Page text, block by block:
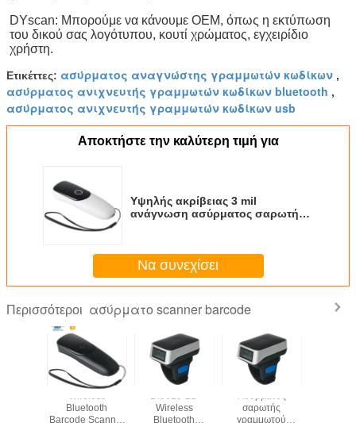
DYscan: Μπορούμε να κάνουμε OEM, όπως η εκτύπωση
του δικού σας λογότυπου, κουτί χρώματος, εγχειρίδιο
χρήστη.
Ετικέττες: ασύρματος αναγνώστης γραμμωτών κωδίκων ,
ασύρματος ανιχνευτής γραμμωτών κωδίκων bluetooth ,
ασύρματος ανιχνευτής γραμμωτών κωδίκων usb
Αποκτήστε την καλύτερη τιμή για
Υψηλής ακρίβειας 3 mil
ανάγνωση ασύρματος σαρωτή
σάρωση
Να συνεχίσει
Περισσότεροι ασύρματο scanner barcode
DI9010-2D
Wireless
Bluetooth
Ασύρματος
σαρωτής
γραμμωτού
Ασύρματος
ανιχνευτής
γραμμωτών